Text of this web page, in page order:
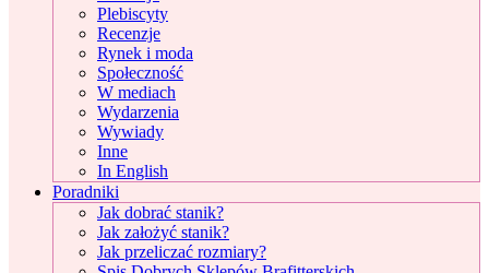
Plebiscyty
Recenzje
Rynek i moda
Społeczność
W mediach
Wydarzenia
Wywiady
Inne
In English
Poradniki
Jak dobrać stanik?
Jak założyć stanik?
Jak przeliczać rozmiary?